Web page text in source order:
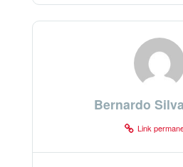
Bernardo
Link